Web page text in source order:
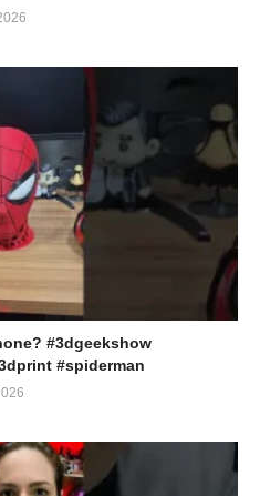
#3dgeekshow
#spiderman